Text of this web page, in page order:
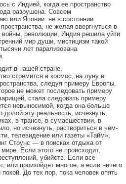
с Индией, когда ее пространство
разрушена. Совсем
или Японии: не в состоянии
не желая ввергнуться в
войны, революции, Индия решила уйти
мир души, мистицизм такой
лет парализована
в нашей стране.
стремится в космос, на луну в
следуя примеру Европы.
не может последовать примеру
стала следовать примеру
невыносимой, когда она больше
эту реальность, исчезнуть,
в трансе, в сумасшествии, в
но исчезнуть, раствориться в чем-
телевидение или газеты «Тайм»,
Стоунс — в поисках отдыха от
Если этого не происходит,
убийств. Если все
или произойдет многое, а если ничего
До тех пор, пока человек опять